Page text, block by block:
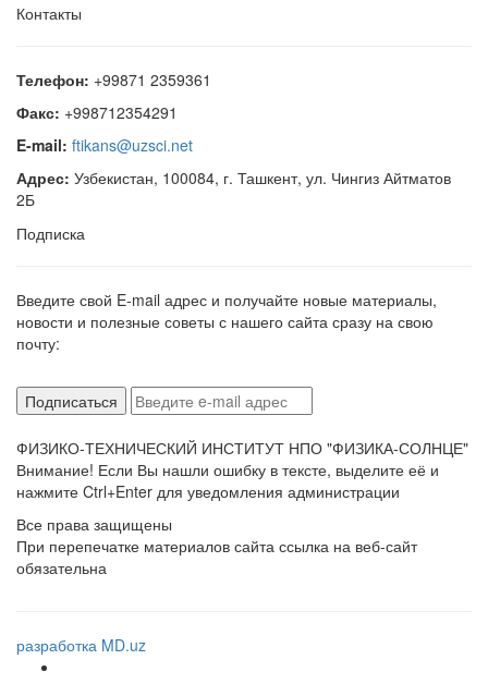
Контакты
Телефон: +99871 2359361
Факс: +998712354291
E-mail: ftikans@uzsci.net
Адрес: Узбекистан, 100084, г. Ташкент, ул. Чингиз Айтматов
2Б
Подписка
Введите свой E-mail адрес и получайте новые материалы,
новости и полезные советы с нашего сайта сразу на свою
почту:
ФИЗИКО-ТЕХНИЧЕСКИЙ ИНСТИТУТ НПО "ФИЗИКА-СОЛНЦЕ"
Внимание! Если Вы нашли ошибку в тексте, выделите её и
нажмите Ctrl+Enter для уведомления администрации
Все права защищены
При перепечатке материалов сайта ссылка на веб-сайт
обязательна
разработка MD.uz